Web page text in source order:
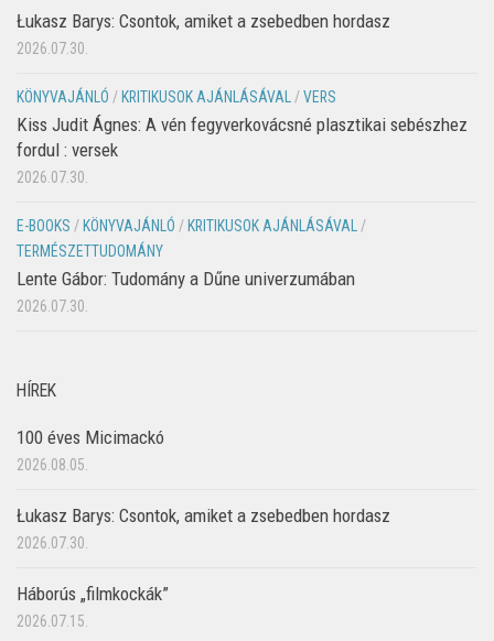
Łukasz Barys: Csontok, amiket a zsebedben hordasz
2026.07.30.
KÖNYVAJÁNLÓ / KRITIKUSOK AJÁNLÁSÁVAL /VERS
Kiss Judit Ágnes: A vén fegyverkovácsné plasztikai sebészhez
fordul : versek
2026.07.30.
E-BOOKS / KÖNYVAJÁNLÓ / KRITIKUSOK AJÁNLÁSÁVAL
/
TERMÉSZETTUDOMÁNY
Lente Gábor: Tudomány a Dűne univerzumában
2026.07.30.
HÍREK
100 éves Micimackó
2026.08.05.
Łukasz Barys: Csontok, amiket a zsebedben hordasz
2026.07.30.
Háborús „filmkockák”
2026.07.15.